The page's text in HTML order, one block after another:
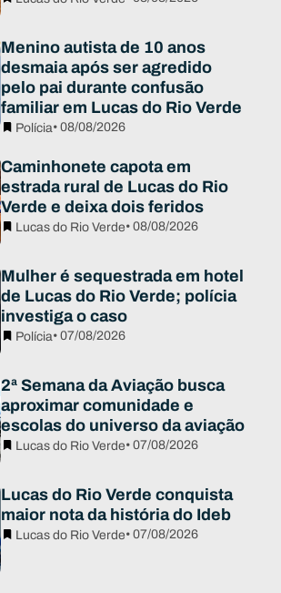
Menino autista de 10 anos
desmaia após ser agredido
pelo pai durante confusão
familiar em Lucas do Rio Verde
Polícia• 08/08/2026
Caminhonete capota em
estrada rural de Lucas do Rio
Verde e deixa dois feridos
Lucas do Rio Verde• 08/08/2026
Mulher é sequestrada em hotel
de Lucas do Rio Verde; polícia
investiga o caso
Polícia• 07/08/2026
2ª Semana da Aviação busca
aproximar comunidade e
escolas do universo da aviação
Lucas do Rio Verde• 07/08/2026
Lucas do Rio Verde conquista
maior nota da história do Ideb
Lucas do Rio Verde• 07/08/2026